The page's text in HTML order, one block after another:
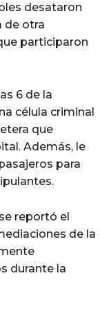
desataron
de otra
participaron
6 de la
célula criminal
que
Además, le
para
reportó el
de la
durante la